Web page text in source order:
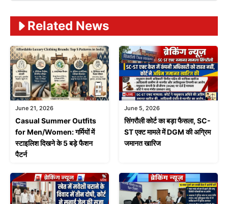
Related News
June 21, 2026
Casual Summer Outfits
for Men/Women: गर्मियों में
स्टाइलिश दिखने के 5 बड़े फैशन
पैटर्न
June 5, 2026
सिंगरौली कोर्ट का बड़ा फैसला, SC-
ST एक्ट मामले में DGM की अग्रिम
जमानत खारिज